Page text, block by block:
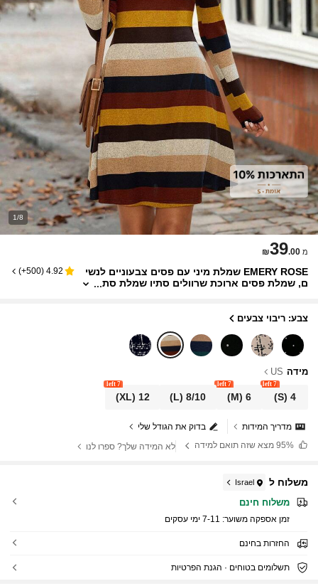
1/8
מ ₪39.00
EMERY ROSE שמלת מיני עם פסים צבעוניים לנשי
ם, שמלת פסים ארוכת שרוולים סתיו שמלת סת
ה לנשים ליל כל הקדושים תחפושות ליל כל הקדושי
כל הקדושים לנשים תלבושות סתיו לנשים שמלת חו
רף לנשים
4.92
(
500+
)
צבע: ריבוי צבעים
מידה US
4
(S)
7 left
6
(M)
7 left
8/10
(L)
12
(XL)
7 left
בדוק את הגודל שלי
מדריך המידות
מצא שזה תואם למידה לא המידה שלך? ספרו לנו
משלוח ל Israel
משלוח חינם
זמן אספקה ​​משוער: 7-11 ימי עסקים
החזרות בחינם
תשלומים בטוחים · הגנת הפרטיות